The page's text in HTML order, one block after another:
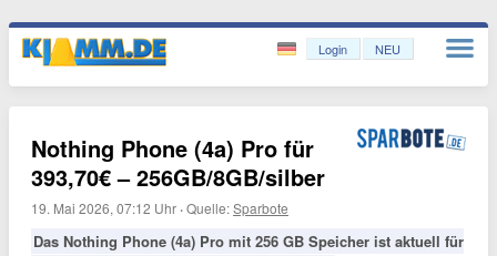
Login NEU
Nothing Phone (4a) Pro für
393,70€ – 256GB/8GB/silber
19. Mai 2026, 07:12 Uhr ·Quelle:Sparbote
Das Nothing Phone (4a) Pro mit 256 GB Speicher ist aktuell für